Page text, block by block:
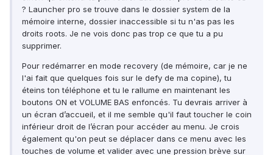
? Launcher pro se trouve dans le dossier system de la
mémoire interne, dossier inaccessible si tu n'as pas les
droits roots. Je ne vois donc pas trop ce que tu a pu
supprimer.
Pour redémarrer en mode recovery (de mémoire, car je ne
l'ai fait que quelques fois sur le defy de ma copine), tu
éteins ton téléphone et tu le rallume en maintenant les
boutons ON et VOLUME BAS enfoncés. Tu devrais arriver à
un écran d’accueil, et il me semble qu'il faut toucher le coin
inférieur droit de l’écran pour accéder au menu. Je crois
également qu'on peut se déplacer dans ce menu avec les
touches de volume et valider avec une pression brève sur